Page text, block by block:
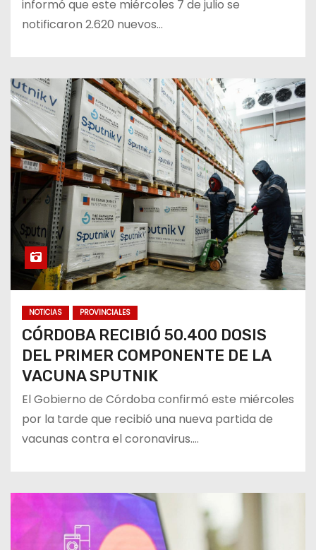
informó que este miércoles 7 de julio se
notificaron 2.620 nuevos…
NOTICIAS PROVINCIALES
CÓRDOBA RECIBIÓ 50.400 DOSIS
DEL PRIMER COMPONENTE DE LA
VACUNA SPUTNIK
El Gobierno de Córdoba confirmó este miércoles
por la tarde que recibió una nueva partida de
vacunas contra el coronavirus.…